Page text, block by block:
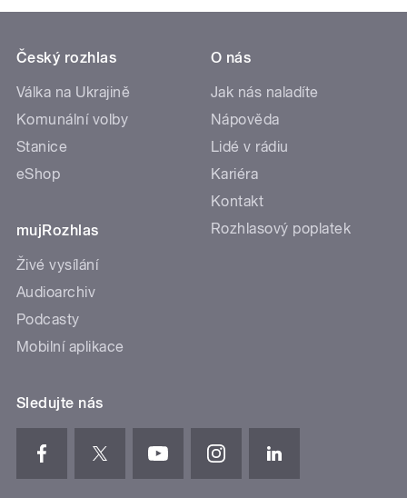
Český rozhlas
Válka na Ukrajině
Komunální volby
Stanice
eShop
mujRozhlas
Živé vysílání
Audioarchiv
Podcasty
Mobilní aplikace
O nás
Jak nás naladíte
Nápověda
Lidé v rádiu
Kariéra
Kontakt
Rozhlasový poplatek
Sledujte nás